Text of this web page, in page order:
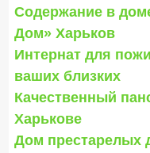
Содержание в
Дом» Харьков
Интернат для
ваших близких
Качественный
Харькове
Дом престарелых